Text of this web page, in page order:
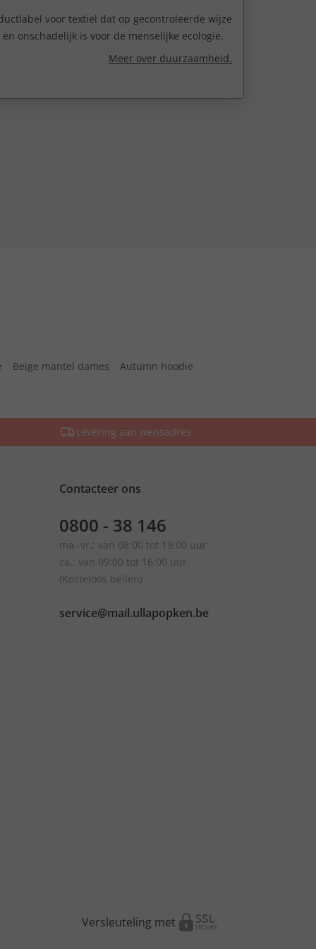
voor textiel dat op gecontroleerde wijze
onschadelijk is voor de menselijke ecologie.
Meer over duurzaamheid.
Beige mantel dames
Autumn hoodie
Levering aan wensadres
Contacteer ons
0800 - 38 146
ma.-vr.: van 08:00 tot 19:00 uur
za.: van 09:00 tot 16:00 uur
(Kosteloos bellen)
service@mail.ullapopken.be
Versleuteling met